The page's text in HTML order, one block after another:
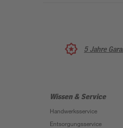
5 Jahre
Wissen & Service
Handwerksservice
Entsorgungsservice